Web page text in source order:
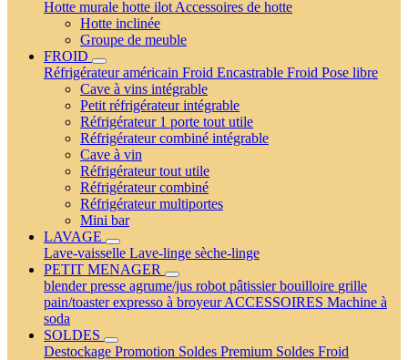
Hotte murale hotte ilot Accessoires de hotte
Hotte inclinée
Groupe de meuble
FROID
Réfrigérateur américain Froid Encastrable Froid Pose libre
Cave à vins intégrable
Petit réfrigérateur intégrable
Réfrigérateur 1 porte tout utile
Réfrigérateur combiné intégrable
Cave à vin
Réfrigérateur tout utile
Réfrigérateur combiné
Réfrigérateur multiportes
Mini bar
LAVAGE
Lave-vaisselle Lave-linge sèche-linge
PETIT MENAGER
blenderpresse agrume/jus robot pâtissierbouilloire grille
pain/toasterexpresso à broyeurACCESSOIRES Machine à
soda
SOLDES
Destockage Promotion Soldes Premium Soldes Froid